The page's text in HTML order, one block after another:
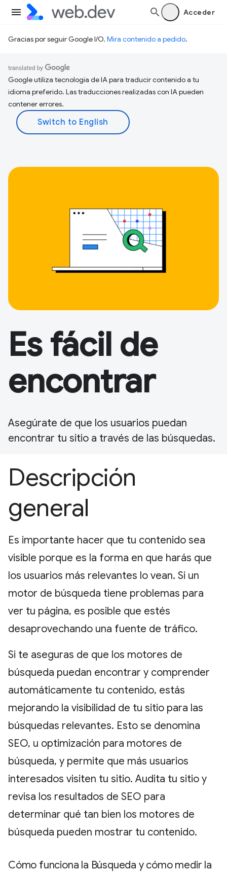
Acceder
Gracias por seguir Google I/O. Mira contenido a pedido.
Google utiliza tecnología de IA para traducir contenido a tu
idioma preferido. Las traducciones realizadas con IA pueden
contener errores.
Es fácil de
encontrar
Asegúrate de que los usuarios puedan
encontrar tu sitio a través de las búsquedas.
Descripción
general
Es importante hacer que tu contenido sea
visible porque es la forma en que harás que
los usuarios más relevantes lo vean. Si un
motor de búsqueda tiene problemas para
ver tu página, es posible que estés
desaprovechando una fuente de tráfico.
Si te aseguras de que los motores de
búsqueda puedan encontrar y comprender
automáticamente tu contenido, estás
mejorando la visibilidad de tu sitio para las
búsquedas relevantes. Esto se denomina
SEO, u optimización para motores de
búsqueda, y permite que más usuarios
interesados visiten tu sitio. Audita tu sitio y
revisa los resultados de SEO para
determinar qué tan bien los motores de
búsqueda pueden mostrar tu contenido.
Cómo funciona la Búsqueda y cómo medir la